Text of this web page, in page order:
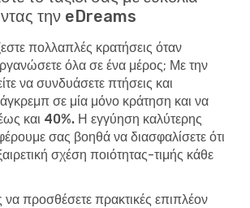
την eDreams
πολλαπλές κρατήσεις όταν
όλα σε ένα μέρος; Με την
να συνδυάσετε πτήσεις και
σε μία μόνο κράτηση και να
και 40%. Η εγγύηση καλύτερης
σας βοηθά να διασφαλίσετε ότι
σχέση ποιότητας-τιμής κάθε
να προσθέσετε πρακτικές επιπλέον